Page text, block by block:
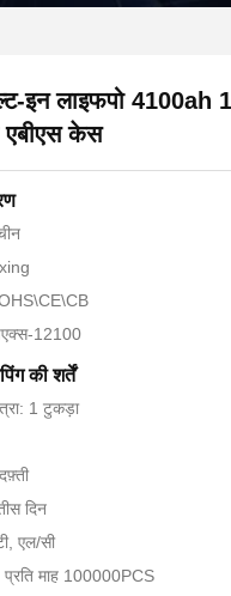
इन लाइफपो 4100ah
केस
12100
की शर्तें
1 टुकड़ा
दिन
एल/सी
प्रति माह 100000PCS